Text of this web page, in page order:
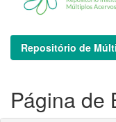
Repositório de
Página de